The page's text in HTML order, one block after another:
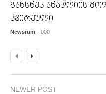
გახსნეს ანაკლიის
კვირეული
Newsrum - 000
NEWER POST